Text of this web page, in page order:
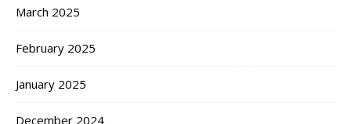
March 2025
February 2025
January 2025
December 2024